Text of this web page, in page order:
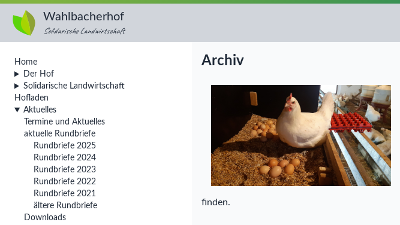
Archiv
finden.
Wahlbacherhof
Solidarische Landwirtschaft
Home
Der Hof
Solidarische Landwirtschaft
Hofladen
Aktuelles
Termine und Aktuelles
aktuelle Rundbriefe
Rundbriefe 2025
Rundbriefe 2024
Rundbriefe 2023
Rundbriefe 2022
Rundbriefe 2021
ältere Rundbriefe
Downloads